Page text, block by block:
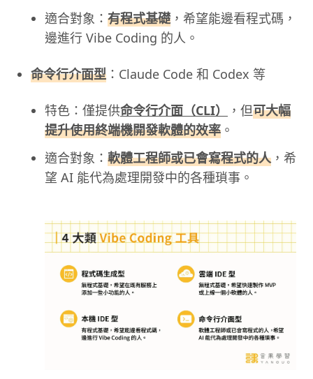
適合對象： 有程式基礎 ，希望能邊看程式碼，
邊進行 Vibe Coding 的人。
命令行介面型 ：Claude Code 和 Codex 等
特色：僅提供命令行介面（CLI） ，但可大幅
提升使用終端機開發軟體的效率 。
適合對象： 軟體工程師或已會寫程式的人 ，希
望 AI 能代為處理開發中的各種瑣事。